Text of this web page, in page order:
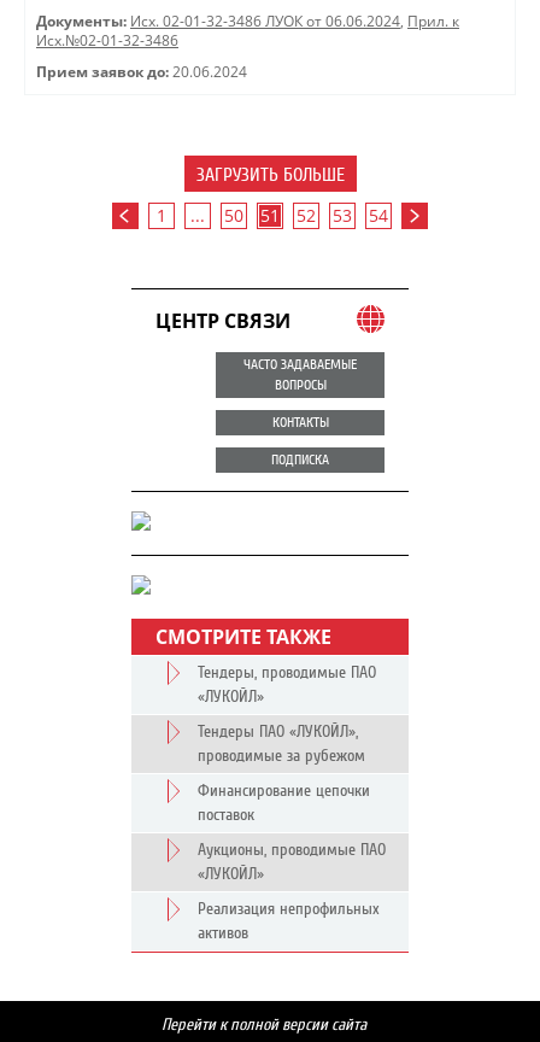
Документы: Исх. 02-01-32-3486 ЛУОК от 06.06.2024, Прил. к
Исх.№02-01-32-3486
Прием заявок до: 20.06.2024
ЗАГРУЗИТЬ БОЛЬШЕ
1 ... 50 51 52 53 54
ЦЕНТР СВЯЗИ
ЧАСТО ЗАДАВАЕМЫЕ
ВОПРОСЫ
КОНТАКТЫ
ПОДПИСКА
СМОТРИТЕ ТАКЖЕ
Тендеры, проводимые ПАО
«ЛУКОЙЛ»
Тендеры ПАО «ЛУКОЙЛ»,
проводимые за рубежом
Финансирование цепочки
поставок
Аукционы, проводимые ПАО
«ЛУКОЙЛ»
Реализация непрофильных
активов
Перейти к полной версии сайта